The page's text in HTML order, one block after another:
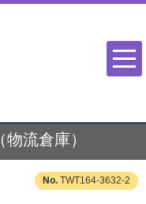
流倉庫）
TWT164-3632-2